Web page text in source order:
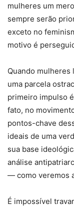
mulheres um
sempre serão
exceto no
motivo é
Quando mulheres
uma parcela
primeiro impulso
fato, no
pontos-chave
ideais de uma
sua base
análise
— como veremos
É impossível